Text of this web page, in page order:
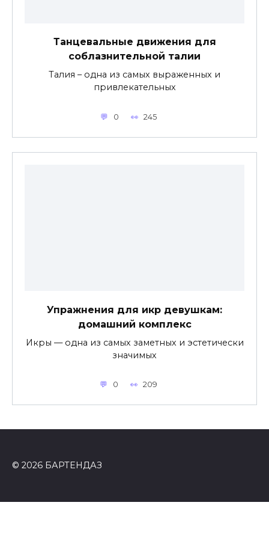
Танцевальные движения для
соблазнительной талии
Талия – одна из самых выраженных и
привлекательных
0 245
Упражнения для икр девушкам:
домашний комплекс
Икры — одна из самых заметных и эстетически
значимых
0 209
© 2026 БАРТЕНДАЗ